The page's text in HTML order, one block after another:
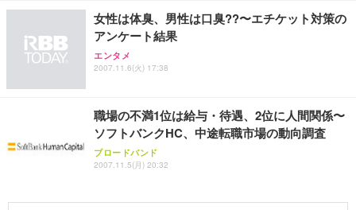
ト 幅52×奥行58.5×高さ84～96cm テレワーク 在宅
勤務 ブラック
￥4,139
像低減 (3年保証 | 輝点保証 | 日本メーカー)
￥34,980
￥3,731
女性は体臭、男性は口臭??〜エチケット対策の
アンケート結果
エンタメ
2007.11.6(火) 17:38
職場の不満1位は給与・待遇、2位に人間関係〜
ソフトバンクHC、中途転職市場の動向調査
ブロードバンド
2007.11.5(月) 20:32